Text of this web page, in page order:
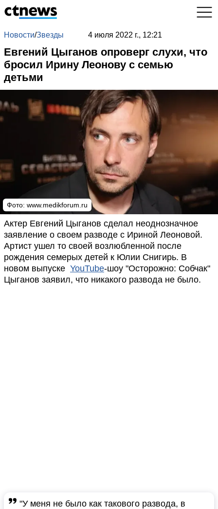
Новости/Звезды 4 июля 2022 г., 12:21
Евгений Цыганов опроверг слухи, что
бросил Ирину Леонову с семью
детьми
Фото: www.medikforum.ru
Актер Евгений Цыганов сделал неоднозначное
заявление о своем разводе с Ириной Леоновой.
Артист ушел то своей возлюбленной после
рождения семерых детей к Юлии Снигирь. В
новом выпуске YouTube-шоу "Осторожно: Собчак"
Цыганов заявил, что никакого развода не было.
"У меня не было как такового развода, в